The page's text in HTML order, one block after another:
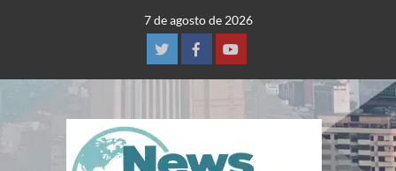
7 de agosto de 2026
TwitterFacebookYoutube